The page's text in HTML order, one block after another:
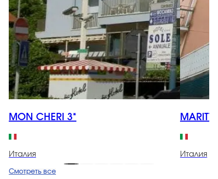
MON CHERI 3*
Италия Италия
Смотреть все